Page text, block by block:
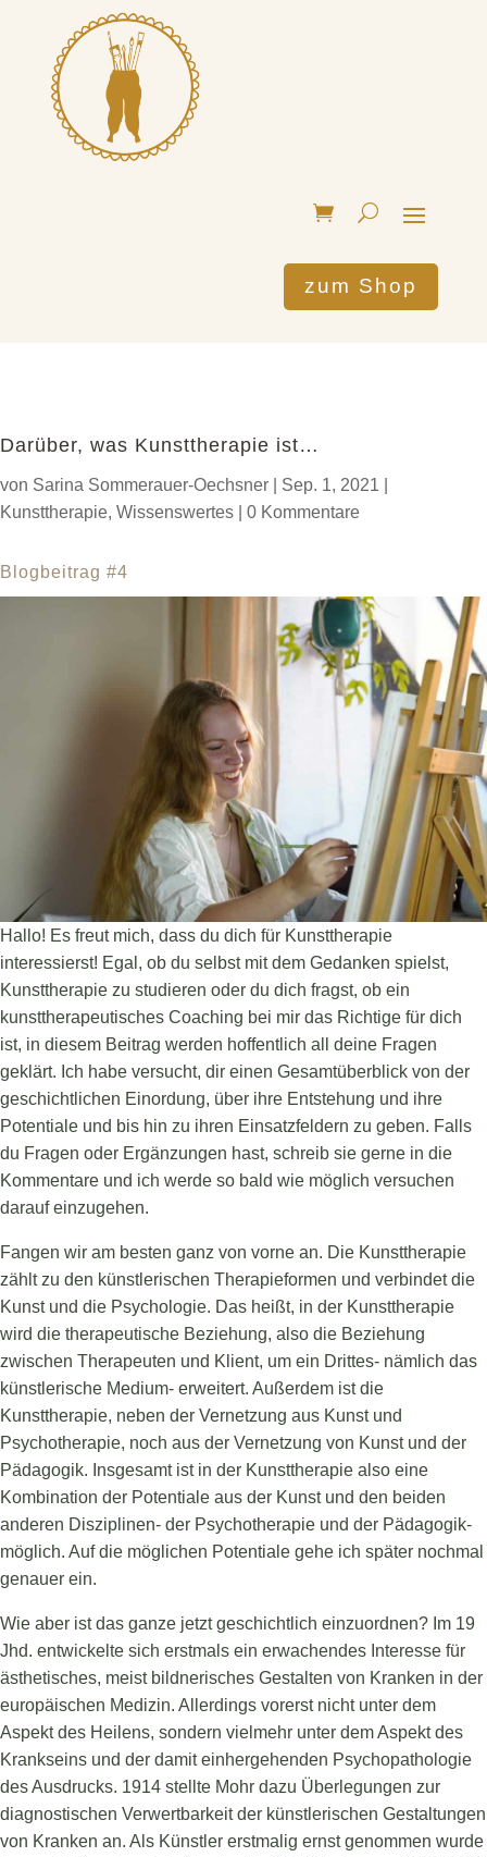
zum Shop
Darüber, was Kunsttherapie ist…
von Sarina Sommerauer-Oechsner Sep. 1, 2021
Kunsttherapie, Wissenswertes 0 Kommentare
Blogbeitrag #4
Hallo! Es freut mich, dass du dich für Kunsttherapie
interessierst! Egal, ob du selbst mit dem Gedanken spielst,
Kunsttherapie zu studieren oder du dich fragst, ob ein
kunsttherapeutisches Coaching bei mir das Richtige für dich
ist, in diesem Beitrag werden hoffentlich all deine Fragen
geklärt. Ich habe versucht, dir einen Gesamtüberblick von der
geschichtlichen Einordung, über ihre Entstehung und ihre
Potentiale und bis hin zu ihren Einsatzfeldern zu geben. Falls
du Fragen oder Ergänzungen hast, schreib sie gerne in die
Kommentare und ich werde so bald wie möglich versuchen
darauf einzugehen.
Fangen wir am besten ganz von vorne an. Die Kunsttherapie
zählt zu den künstlerischen Therapieformen und verbindet die
Kunst und die Psychologie. Das heißt, in der Kunsttherapie
wird die therapeutische Beziehung, also die Beziehung
zwischen Therapeuten und Klient, um ein Drittes- nämlich das
künstlerische Medium- erweitert. Außerdem ist die
Kunsttherapie, neben der Vernetzung aus Kunst und
Psychotherapie, noch aus der Vernetzung von Kunst und der
Pädagogik. Insgesamt ist in der Kunsttherapie also eine
Kombination der Potentiale aus der Kunst und den beiden
anderen Disziplinen- der Psychotherapie und der Pädagogik-
möglich. Auf die möglichen Potentiale gehe ich später nochmal
genauer ein.
Wie aber ist das ganze jetzt geschichtlich einzuordnen? Im 19
Jhd. entwickelte sich erstmals ein erwachendes Interesse für
ästhetisches, meist bildnerisches Gestalten von Kranken in der
europäischen Medizin. Allerdings vorerst nicht unter dem
Aspekt des Heilens, sondern vielmehr unter dem Aspekt des
Krankseins und der damit einhergehenden Psychopathologie
des Ausdrucks. 1914 stellte Mohr dazu Überlegungen zur
diagnostischen Verwertbarkeit der künstlerischen Gestaltungen
von Kranken an. Als Künstler erstmalig ernst genommen wurde